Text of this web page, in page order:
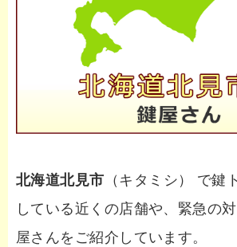
北海道北見市 （キタミシ） で鍵
している近くの店舗や、緊急の
屋さんをご紹介しています。